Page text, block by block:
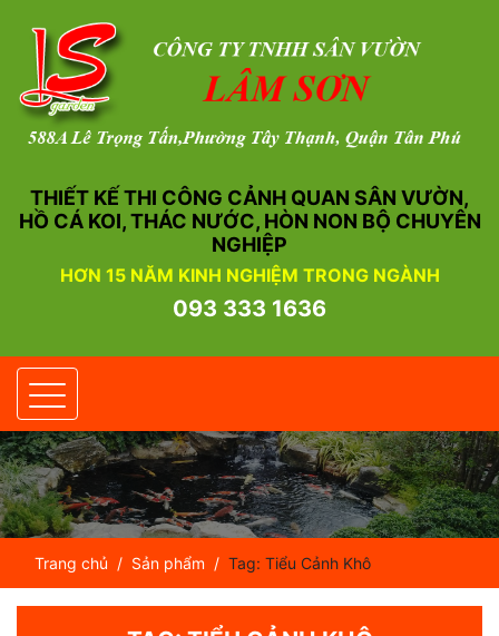
THIẾT KẾ THI CÔNG CẢNH QUAN SÂN VƯỜN,
HỒ CÁ KOI, THÁC NƯỚC, HÒN NON BỘ CHUYÊN
NGHIỆP
HƠN 15 NĂM KINH NGHIỆM TRONG NGÀNH
093 333 1636
Toggle navigation
Trang chủ Sản phẩm Tag: Tiểu Cảnh Khô